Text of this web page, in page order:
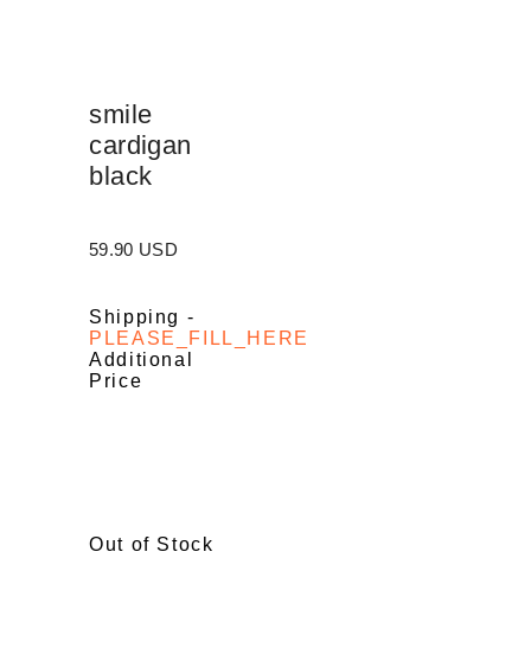
smile
cardigan
black
59.90 USD
Shipping -
PLEASE_FILL_HERE
Additional
Price
Out of Stock